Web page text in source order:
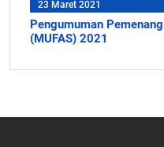
23 Maret 2021
Pengumuman
(MUFAS) 2021